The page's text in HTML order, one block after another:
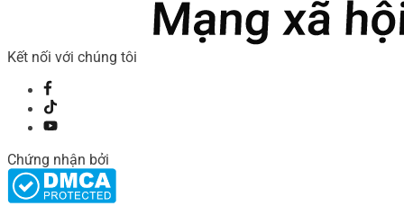
Kết nối với chúng tôi
Chứng nhận bởi